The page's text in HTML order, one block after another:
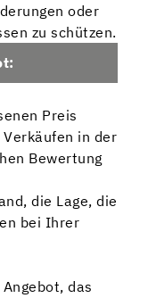
oder
zu schützen.
Preis
in der
Bewertung
die Lage, die
bei Ihrer
das